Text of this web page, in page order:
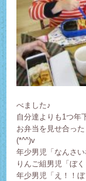
べまし た♪
自分達よりも1つ年
お弁当を見せ合っ
(*^^)v
年少男児「なんさい
りんご組男児「ぼく
年少男児「え！！ぼ